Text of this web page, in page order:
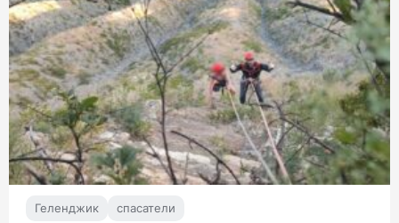
Геленджик спасатели